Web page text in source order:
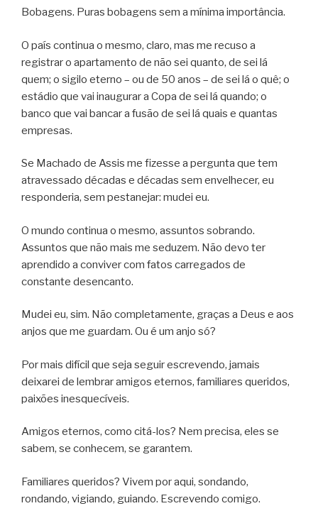
Bobagens. Puras bobagens sem a mínima importância.
O país continua o mesmo, claro, mas me recuso a
registrar o apartamento de não sei quanto, de sei lá
quem; o sigilo eterno – ou de 50 anos – de sei lá o quê; o
estádio que vai inaugurar a Copa de sei lá quando; o
banco que vai bancar a fusão de sei lá quais e quantas
empresas.
Se Machado de Assis me fizesse a pergunta que tem
atravessado décadas e décadas sem envelhecer, eu
responderia, sem pestanejar: mudei eu.
O mundo continua o mesmo, assuntos sobrando.
Assuntos que não mais me seduzem. Não devo ter
aprendido a conviver com fatos carregados de
constante desencanto.
Mudei eu, sim. Não completamente, graças a Deus e aos
anjos que me guardam. Ou é um anjo só?
Por mais difícil que seja seguir escrevendo, jamais
deixarei de lembrar amigos eternos, familiares queridos,
paixões inesquecíveis.
Amigos eternos, como citá-los? Nem precisa, eles se
sabem, se conhecem, se garantem.
Familiares queridos? Vivem por aqui, sondando,
rondando, vigiando, guiando. Escrevendo comigo.